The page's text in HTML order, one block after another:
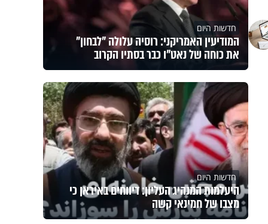
חדשות היום
המודיעין האמריקני: רוסיה עלולה "לבחון"
את כוחה של נאט"ו כבר בסתיו הקרוב
חדשות היום
היעלמות המנהיג העליון: דיווחים באיראן כי
מצבו של חמינאי קשה